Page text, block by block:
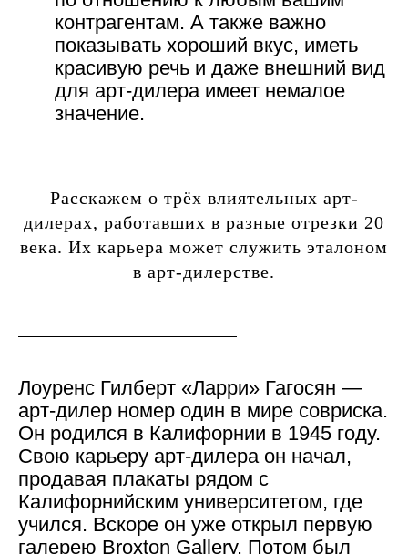
контрагентам. А также важно
показывать хороший вкус, иметь
красивую речь и даже внешний вид
для арт-дилера имеет немалое
значение.
Расскажем о трёх влиятельных арт-
дилерах, работавших в разные отрезки 20
века. Их карьера может служить эталоном
в арт-дилерстве.
Лоуренс Гилберт «Ларри» Гагосян —
арт-дилер номер один в мире совриска.
Он родился в Калифорнии в 1945 году.
Свою карьеру арт-дилера он начал,
продавая плакаты рядом с
Калифорнийским университетом, где
учился. Вскоре он уже открыл первую
галерею Broxton Gallery. Потом был